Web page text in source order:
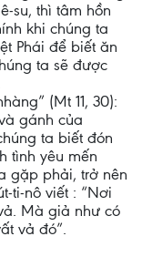
su, thì tâm hồn
khi chúng ta
Phái để biết ăn
ta sẽ được
(Mt 11, 30):
gánh của
ta biết đón
tình yêu mến
gặp phải, trở nên
ti-nô viết : “Nơi
Mà giả như có
vả đó”.